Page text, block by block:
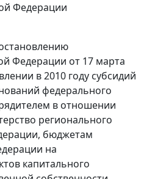
Федерации
Федерации от 17 марта
в 2010 году субсидий
федерального
в отношении
регионального
бюджетам
на
капитального